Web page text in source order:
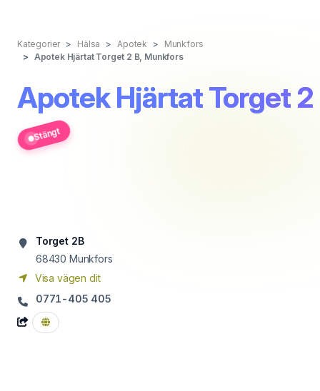
Kategorier Hälsa Apotek
Munkfors
Apotek Hjärtat Torget 2 B, Munkfors
Apotek Hjärtat Torget 2
Stängt
Torget 2B
68430 Munkfors
Visa vägen dit
0771-405 405